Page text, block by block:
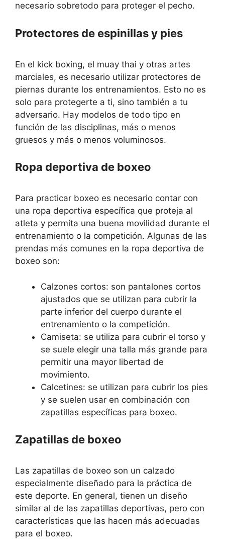
necesario sobretodo para proteger el pecho.
Protectores de espinillas y pies
En el kick boxing, el muay thai y otras artes
marciales, es necesario utilizar protectores de
piernas durante los entrenamientos. Esto no es
solo para protegerte a ti, sino también a tu
adversario. Hay modelos de todo tipo en
función de las disciplinas, más o menos
gruesos y más o menos voluminosos.
Ropa deportiva de boxeo
Para practicar boxeo es necesario contar con
una ropa deportiva específica que proteja al
atleta y permita una buena movilidad durante el
entrenamiento o la competición. Algunas de las
prendas más comunes en la ropa deportiva de
boxeo son:
Calzones cortos: son pantalones cortos
ajustados que se utilizan para cubrir la
parte inferior del cuerpo durante el
entrenamiento o la competición.
Camiseta: se utiliza para cubrir el torso y
se suele elegir una talla más grande para
permitir una mayor libertad de
movimiento.
Calcetines: se utilizan para cubrir los pies
y se suelen usar en combinación con
zapatillas específicas para boxeo.
Zapatillas de boxeo
Las zapatillas de boxeo son un calzado
especialmente diseñado para la práctica de
este deporte. En general, tienen un diseño
similar al de las zapatillas deportivas, pero con
características que las hacen más adecuadas
para el boxeo.